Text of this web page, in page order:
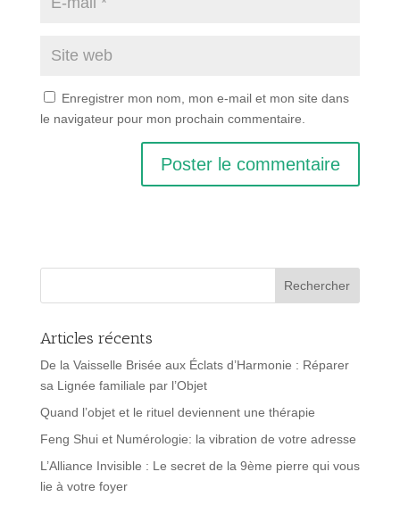
Enregistrer mon nom, mon e-mail et mon site dans
le navigateur pour mon prochain commentaire.
Articles récents
De la Vaisselle Brisée aux Éclats d’Harmonie : Réparer
sa Lignée familiale par l’Objet
Quand l’objet et le rituel deviennent une thérapie
Feng Shui et Numérologie: la vibration de votre adresse
L’Alliance Invisible : Le secret de la 9ème pierre qui vous
lie à votre foyer